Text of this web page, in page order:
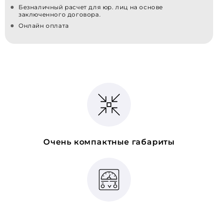
Безналичный расчет для юр. лиц на основе
заключенного договора.
Онлайн оплата
Очень компактные габариты